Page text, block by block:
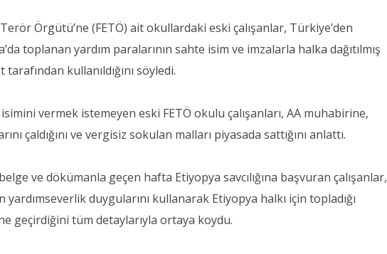
Terör Örgütü’ne (FETÖ) ait okullardaki eski çalışanlar, Türkiye’den
toplanan yardım paralarının sahte isim ve imzalarla halka dağıtılmış
kullanıldığını söyledi.
vermek istemeyen eski FETÖ okulu çalışanları, AA muhabirine,
çaldığını ve vergisiz sokulan malları piyasada sattığını anlattı.
ve dökümanla geçen hafta Etiyopya savcılığına başvuran çalışanlar,
duygularını kullanarak Etiyopya halkı için topladığı
geçirdiğini tüm detaylarıyla ortaya koydu.